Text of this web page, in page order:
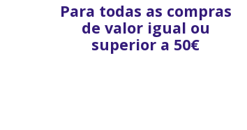
Para todas as compras
de valor igual ou
superior a 50€